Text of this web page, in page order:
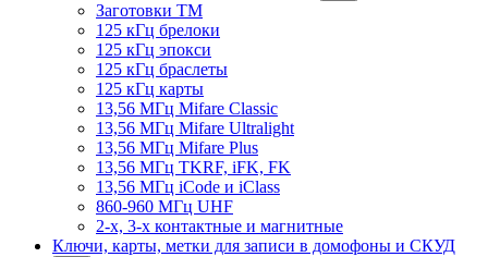
Заготовки ТМ
125 кГц брелоки
125 кГц эпокси
125 кГц браслеты
125 кГц карты
13,56 МГц Mifare Classic
13,56 МГц Mifare Ultralight
13,56 МГц Mifare Plus
13,56 МГц TKRF, iFK, FK
13,56 МГц iCode и iClass
860-960 МГц UHF
2-х, 3-х контактные и магнитные
Ключи, карты, метки для записи в домофоны и СКУД